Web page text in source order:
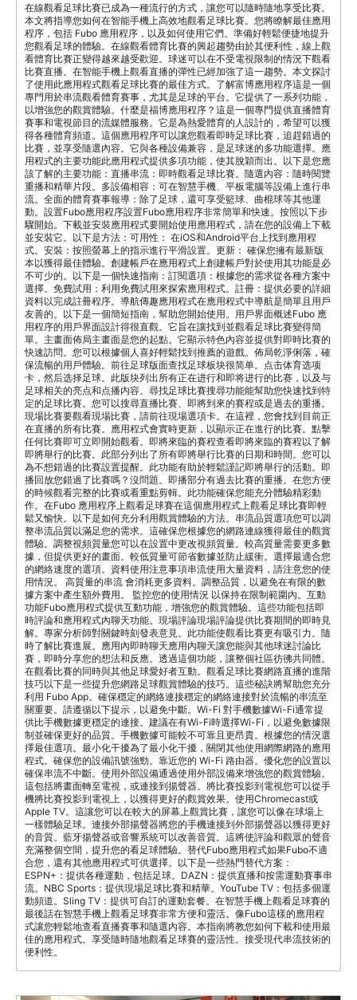
在線觀看足球比賽已成為一種流行的方式，讓您可以隨時隨地享受比賽。
本文將指導您如何在智能手機上高效地觀看足球比賽。您將瞭解最佳應用
程序，包括 Fubo 應用程序，以及如何使用它們。準備好輕鬆便捷地提升
您觀看足球的體驗。在線觀看體育比賽的興起趨勢由於其便利性，線上觀
看體育比賽正變得越來越受歡迎。球迷可以在不受電視限制的情況下觀看
比賽直播。在智能手機上觀看直播的彈性已經加強了這一趨勢。本文探討
了使用此應用程式觀看足球比賽的最佳方式。了解富博應用程序這是一個
專門用於串流觀看體育賽事，尤其是足球的平台。它提供了一系列功能，
以增強您的觀賞體驗。什麼是福博應用程序？這是一個專門提供直播體育
賽事和電視節目的流媒體服務。它是為熱愛體育的人設計的，希望可以獲
得各種體育頻道。這個應用程序可以讓您觀看即時足球比賽，追趕錯過的
比賽，並享受隨選內容。它與各種設備兼容，是足球迷的多功能選擇。應
用程式的主要功能此應用程式提供多項功能，使其脫穎而出。以下是您應
該了解的主要功能：直播串流：即時觀看足球比賽。隨選內容：隨時閱覽
重播和精華片段。多設備相容：可在智慧手機、平板電腦等設備上進行串
流。全面的體育賽事報導：除了足球，還可享受籃球、曲棍球等其他運
動。設置Fubo應用程序設置Fubo應用程序非常簡單和快速。按照以下步
驟開始。下載並安裝應用程式要開始使用應用程式，請在您的設備上下載
並安裝它。以下是方法：可用性： 在iOS和Android平台上找到應用程
式。安裝：按照螢幕上的指示進行平滑設置。更新： 確保您擁有最新版
本以獲得最佳體驗。創建帳戶在應用程式上創建帳戶對於使用其功能是必
不可少的。以下是一個快速指南：訂閱選項：根據您的需求從各種方案中
選擇。免費試用：利用免費試用來探索應用程式。註冊：提供必要的詳細
資料以完成註冊程序。導航傳趣應用程式在應用程式中導航是簡單且用戶
友善的。以下是一個簡短指南，幫助您開始使用。用戶界面概述Fubo 應
用程序的用戶界面設計得很直觀。它旨在讓找到並觀看足球比賽變得簡
單。主畫面佈局主畫面是您的起點。它顯示特色內容並提供對即時比賽的
快速訪問。您可以根據個人喜好輕鬆找到推薦的遊戲。佈局乾淨俐落，確
保流暢的用戶體驗。前往足球版面查找足球板块很简单。点击体育选项
卡，然后选择足球。此版块列出所有正在进行和即将进行的比赛，以及与
足球相关的亮点和点播内容。尋找足球比賽搜尋功能能幫助您快速找到特
定的足球比賽。您可以搜尋直播比賽、即將到來的賽程或是過去的重播。
現場比賽要觀看現場比賽，請前往現場選項卡。在這裡，您會找到目前正
在直播的所有比賽。應用程式會實時更新，以顯示正在進行的比賽。點擊
任何比賽即可立即開始觀看。即將來臨的賽程查看即將來臨的賽程以了解
即將舉行的比賽。此部分列出了所有即將舉行比賽的日期和時間。您可以
為不想錯過的比賽設置提醒。此功能有助於輕鬆謹記即將舉行的活動。即
播回放您錯過了比賽嗎？沒問題。即播部分有過去比賽的重播。在您方便
的時候觀看完整的比賽或看重點剪輯。此功能確保您能充分體驗精彩動
作。在Fubo 應用程序上觀看足球賽在這個應用程式上觀看足球比賽即輕
鬆又愉快。以下是如何充分利用觀賞體驗的方法。串流品質選項您可以調
整串流品質以滿足您的需求。這確保您根據您的網路連線獲得最佳的觀賞
體驗。調整視頻質量您可以在設置中更改視頻質量。較高質量需要更多數
據，但提供更好的畫面。較低質量可節省數據並防止緩衝。選擇最適合您
的網絡速度的選項。資料使用注意事項串流使用大量資料，請注意您的使
用情況。 高質量的串流 會消耗更多資料。調整品質，以避免在有限的數
據方案中產生額外費用。 監控您的使用情況 以保持在限制範圍內。互動
功能Fubo應用程式提供互動功能，增強您的觀賞體驗。這些功能包括即
時評論和應用程式內聊天功能。現場評論現場評論提供比賽期間的即時見
解。專家分析師對關鍵時刻發表意見。此功能使觀看比賽更有吸引力。隨
時了解比賽進展。應用內即時聊天應用內聊天讓您能與其他球迷討論比
賽，即時分享您的想法和反應。透過這個功能，讓整個社區彷彿共同體。
在觀看比賽的同時與其他足球愛好者互動。觀看足球比賽網路直播的進階
技巧以下是一些提升您網路足球觀賞體驗的技巧。這些秘訣將幫助您充分
利用 Fubo App。確保穩定的網絡連接穩定的網絡連接對於流暢的串流至
關重要。請遵循以下提示，以避免中斷。Wi-Fi 對手機數據Wi-Fi通常提
供比手機數據更穩定的連接。建議在有Wi-Fi時選擇Wi-Fi，以避免數據限
制並確保更好的品質。手機數據可能較不可靠且更昂貴。根據您的情況選
擇最佳選項。最小化干擾為了最小化干擾，關閉其他使用網際網路的應用
程式。確保您的設備訊號強勁。靠近您的 Wi-Fi 路由器。優化您的設置以
確保串流不中斷。使用外部設備通過使用外部設備來增強您的觀賞體驗。
這包括將畫面轉至電視，或連接到揚聲器。將比賽投影到電視您可以從手
機將比賽投影到電視上，以獲得更好的觀賞效果。使用Chromecast或
Apple TV。這讓您可以在較大的屏幕上觀賞比賽，讓您可以像在球場上
一樣體驗足球。連接外部揚聲器將您的手機連接到外部揚聲器以獲得更好
的音質。藍牙揚聲器或音響系統可以改善音質。這將使評論和觀眾的聲音
充滿整個空間，提升您的看足球體驗。替代Fubo應用程式如果Fubo不適
合您，還有其他應用程式可供選擇。以下是一些熱門替代方案：
ESPN+：提供各種運動，包括足球。DAZN：提供直播和按需運動賽事串
流。NBC Sports：提供現場足球比賽和精華。YouTube TV：包括多個運
動頻道。Sling TV：提供可自訂的運動套餐。在智慧手機上觀看足球賽的
最後話在智慧手機上觀看足球賽非常方便和靈活。像Fubo這樣的應用程
式讓您輕鬆地查看直播賽事和隨選內容。本指南將教您如何下載和使用最
佳的應用程式。享受隨時隨地觀看足球賽的靈活性。接受現代串流技術的
便利性。